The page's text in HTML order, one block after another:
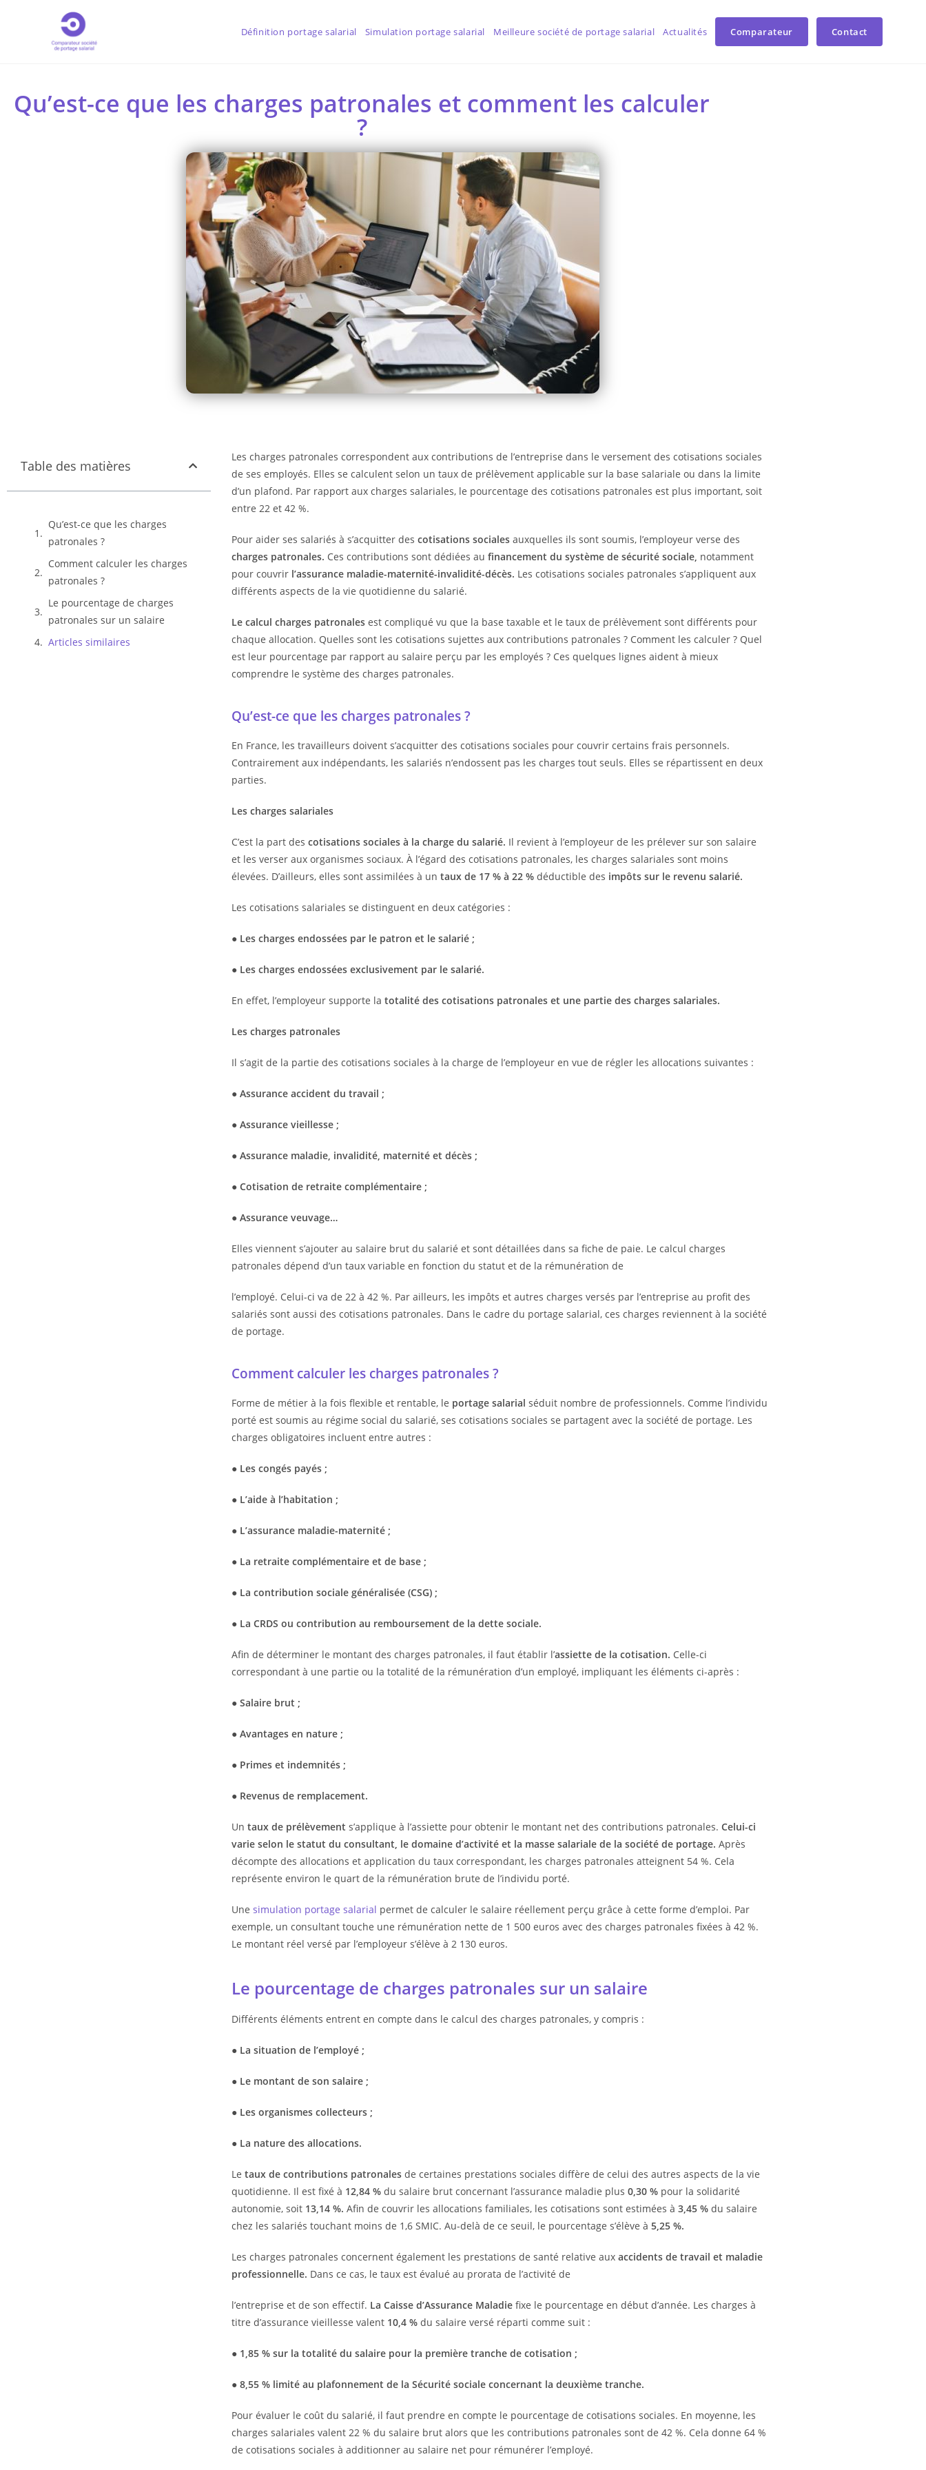
Définition portage salarial Simulation portage salarial Meilleure société de portage salarial Actualités Comparateur Contact
Qu’est-ce que les charges patronales et comment les calculer
?
Table des matières
Qu’est-ce que les charges
patronales ?
Comment calculer les charges
patronales ?
Le pourcentage de charges
patronales sur un salaire
Articles similaires
Les charges patronales correspondent aux contributions de l’entreprise dans le versement des cotisations sociales
de ses employés. Elles se calculent selon un taux de prélèvement applicable sur la base salariale ou dans la limite
d’un plafond. Par rapport aux charges salariales, le pourcentage des cotisations patronales est plus important, soit
entre 22 et 42 %.
Pour aider ses salariés à s’acquitter descotisations sociales auxquelles ils sont soumis, l’employeur verse des
charges patronales. Ces contributions sont dédiées aufinancement du système de sécurité sociale, notamment
pour couvrir l’assurance maladie-maternité-invalidité-décès. Les cotisations sociales patronales s’appliquent aux
différents aspects de la vie quotidienne du salarié.
Le calcul charges patronales est compliqué vu que la base taxable et le taux de prélèvement sont différents pour
chaque allocation. Quelles sont les cotisations sujettes aux contributions patronales ? Comment les calculer ? Quel
est leur pourcentage par rapport au salaire perçu par les employés ? Ces quelques lignes aident à mieux
comprendre le système des charges patronales.
Qu’est-ce que les charges patronales ?
En France, les travailleurs doivent s’acquitter des cotisations sociales pour couvrir certains frais personnels.
Contrairement aux indépendants, les salariés n’endossent pas les charges tout seuls. Elles se répartissent en deux
parties.
Les charges salariales
C’est la part descotisations sociales à la charge du salarié. Il revient à l’employeur de les prélever sur son salaire
et les verser aux organismes sociaux. À l’égard des cotisations patronales, les charges salariales sont moins
élevées. D’ailleurs, elles sont assimilées à untaux de 17 % à 22 % déductible des impôts sur le revenu salarié.
Les cotisations salariales se distinguent en deux catégories :
● Les charges endossées par le patron et le salarié ;
● Les charges endossées exclusivement par le salarié.
En effet, l’employeur supporte latotalité des cotisations patronales et une partie des charges salariales.
Les charges patronales
Il s’agit de la partie des cotisations sociales à la charge de l’employeur en vue de régler les allocations suivantes :
● Assurance accident du travail ;
● Assurance vieillesse ;
● Assurance maladie, invalidité, maternité et décès ;
● Cotisation de retraite complémentaire ;
● Assurance veuvage…
Elles viennent s’ajouter au salaire brut du salarié et sont détaillées dans sa fiche de paie. Le calcul charges
patronales dépend d’un taux variable en fonction du statut et de la rémunération de
l’employé. Celui-ci va de 22 à 42 %. Par ailleurs, les impôts et autres charges versés par l’entreprise au profit des
salariés sont aussi des cotisations patronales. Dans le cadre du portage salarial, ces charges reviennent à la société
de portage.
Comment calculer les charges patronales ?
Forme de métier à la fois flexible et rentable, le portage salarial séduit nombre de professionnels. Comme l’individu
porté est soumis au régime social du salarié, ses cotisations sociales se partagent avec la société de portage. Les
charges obligatoires incluent entre autres :
● Les congés payés ;
● L’aide à l’habitation ;
● L’assurance maladie-maternité ;
● La retraite complémentaire et de base ;
● La contribution sociale généralisée (CSG) ;
● La CRDS ou contribution au remboursement de la dette sociale.
Afin de déterminer le montant des charges patronales, il faut établir l’assiette de la cotisation. Celle-ci
correspondant à une partie ou la totalité de la rémunération d’un employé, impliquant les éléments ci-après :
● Salaire brut ;
● Avantages en nature ;
● Primes et indemnités ;
● Revenus de remplacement.
Untaux de prélèvement s’applique à l’assiette pour obtenir le montant net des contributions patronales.Celui-ci
varie selon le statut du consultant, le domaine d’activité et la masse salariale de la société de portage. Après
décompte des allocations et application du taux correspondant, les charges patronales atteignent 54 %. Cela
représente environ le quart de la rémunération brute de l’individu porté.
Unesimulation portage salarial permet de calculer le salaire réellement perçu grâce à cette forme d’emploi. Par
exemple, un consultant touche une rémunération nette de 1 500 euros avec des charges patronales fixées à 42 %.
Le montant réel versé par l’employeur s’élève à 2 130 euros.
Le pourcentage de charges patronales sur un salaire
Différents éléments entrent en compte dans le calcul des charges patronales, y compris :
● La situation de l’employé ;
● Le montant de son salaire ;
● Les organismes collecteurs ;
● La nature des allocations.
Letaux de contributions patronales de certaines prestations sociales diffère de celui des autres aspects de la vie
quotidienne. Il est fixé à 12,84 % du salaire brut concernant l’assurance maladie plus0,30 % pour la solidarité
autonomie, soit 13,14 %. Afin de couvrir les allocations familiales, les cotisations sont estimées à3,45 % du salaire
chez les salariés touchant moins de 1,6 SMIC. Au-delà de ce seuil, le pourcentage s’élève à5,25 %.
Les charges patronales concernent également les prestations de santé relative auxaccidents de travail et maladie
professionnelle. Dans ce cas, le taux est évalué au prorata de l’activité de
l’entreprise et de son effectif. La Caisse d’Assurance Maladie fixe le pourcentage en début d’année. Les charges à
titre d’assurance vieillesse valent 10,4 % du salaire versé réparti comme suit :
● 1,85 % sur la totalité du salaire pour la première tranche de cotisation ;
● 8,55 % limité au plafonnement de la Sécurité sociale concernant la deuxième tranche.
Pour évaluer le coût du salarié, il faut prendre en compte le pourcentage de cotisations sociales. En moyenne, les
charges salariales valent 22 % du salaire brut alors que les contributions patronales sont de 42 %. Cela donne 64 %
de cotisations sociales à additionner au salaire net pour rémunérer l’employé.